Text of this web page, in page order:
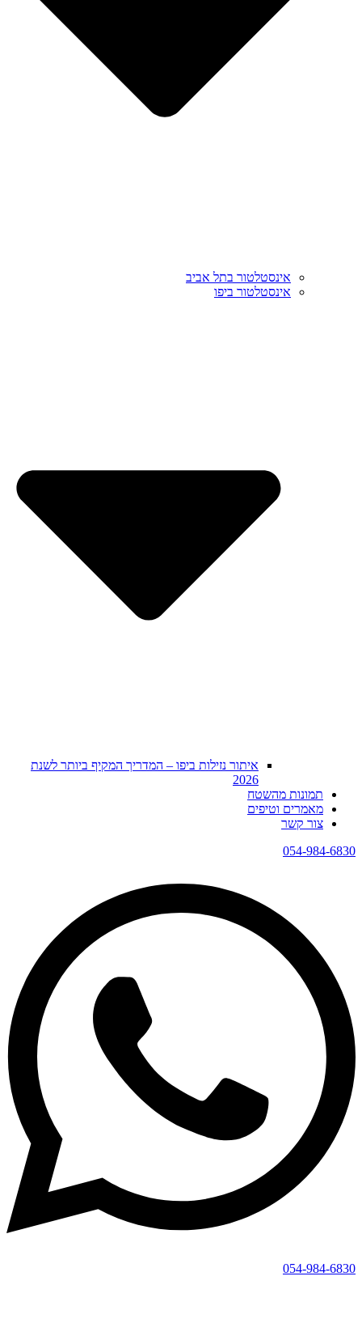
אינסטלטור בתל אביב
אינסטלטור ביפו
איתור נזילות ביפו – המדריך המקיף ביותר לשנת
2026
תמונות מהשטח
מאמרים וטיפים
צור קשר
054-984-6830
054-984-6830